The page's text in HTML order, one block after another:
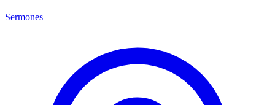
Sermones